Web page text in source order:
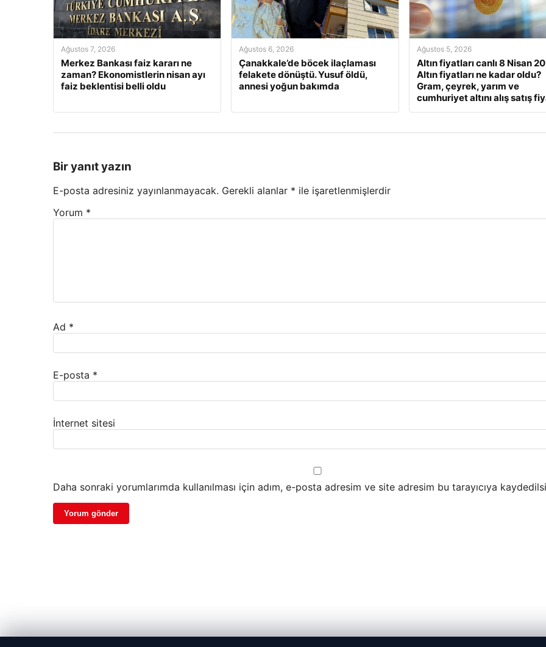
Ağustos 7, 2026
Merkez Bankası faiz kararı ne
zaman? Ekonomistlerin nisan ayı
faiz beklentisi belli oldu
Ağustos 6, 2026
Çanakkale’de böcek ilaçlaması
felakete dönüştü. Yusuf öldü,
annesi yoğun bakımda
Ağustos 5, 2026
Altın fiyatları canlı 8 Nisan
Altın fiyatları ne kadar oldu?
Gram, çeyrek, yarım ve
cumhuriyet altını alış satış
Bir yanıt yazın
E-posta adresiniz yayınlanmayacak. Gerekli alanlar * ile işaretlenmişlerdir
Yorum *
Ad *
E-posta *
İnternet sitesi
Daha sonraki yorumlarımda kullanılması için adım, e-posta adresim ve site adresim bu tarayıcıya